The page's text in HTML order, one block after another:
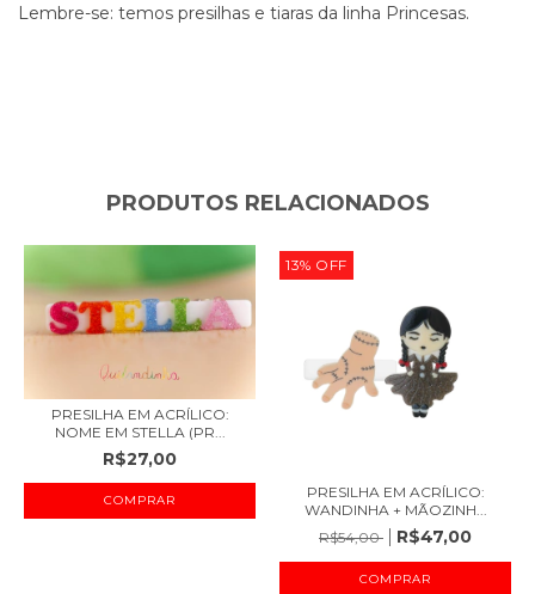
Lembre-se: temos presilhas e tiaras da linha Princesas.
PRODUTOS RELACIONADOS
PRESILHA EM ACRÍLICO:
NOME EM STELLA (PR...
R$27,00
13% OFF
PRESILHA EM ACRÍLICO:
WANDINHA + MÃOZINH...
R$54,00
R$47,00